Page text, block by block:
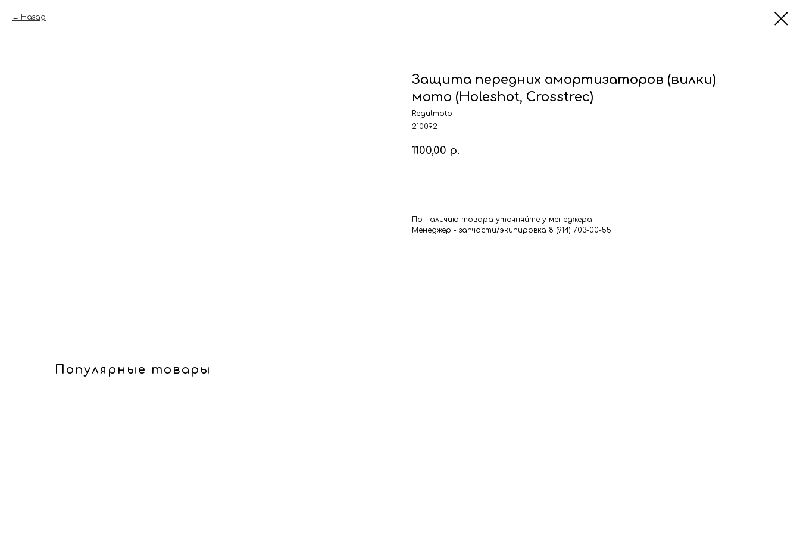
Назад
Защита передних амортизаторов (вилки)
мото (Holeshot, Crosstrec)
Regulmoto
210092
1100,00 р.
По наличию товара уточняйте у менеджера.
Менеджер - запчасти/экипировка 8 (914) 703-00-55
Популярные товары